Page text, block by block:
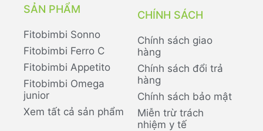
SẢN PHẨM
Fitobimbi Sonno
Fitobimbi Ferro C
Fitobimbi Appetito
Fitobimbi Omega
junior
Xem tất cả sản phẩm
CHÍNH SÁCH
Chính sách giao
hàng
Chính sách đổi trả
hàng
Chính sách bảo mật
Miễn trừ trách
nhiệm y tế